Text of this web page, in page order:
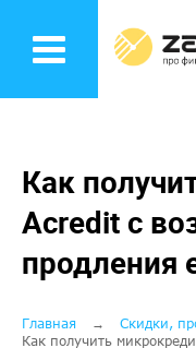
основному
Как
Acredit с
продления
Строка
Главная
Скидки,
Как получить